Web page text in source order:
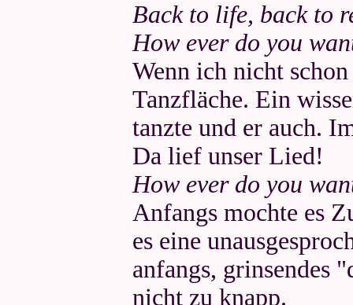
Back to life, back to
How ever do you
Wenn ich nicht
Tanzfläche. Ein
tanzte und er auch.
Da lief unser Lied!
How ever do you
Anfangs mochte es
es eine
anfangs, grinsendes
nicht zu knapp.